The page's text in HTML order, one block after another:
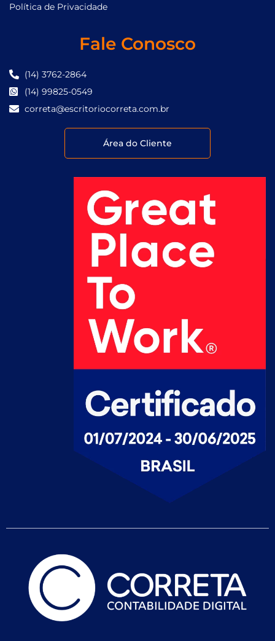
Política de Privacidade
Fale Conosco
(14) 3762-2864
(14) 99825-0549
correta@escritoriocorreta.com.br
Área do Cliente